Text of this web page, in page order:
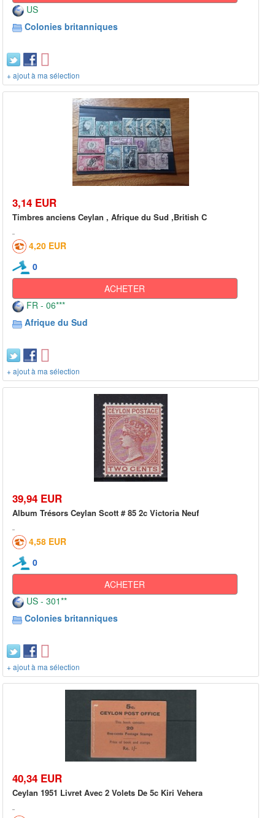
US
Colonies britanniques
+ ajout à ma sélection
3,14 EUR
Timbres anciens Ceylan , Afrique du Sud ,British C
4,20 EUR
0
ACHETER
FR - 06***
Afrique du Sud
+ ajout à ma sélection
39,94 EUR
Album Trésors Ceylan Scott # 85 2c Victoria Neuf
4,58 EUR
0
ACHETER
US - 301**
Colonies britanniques
+ ajout à ma sélection
40,34 EUR
Ceylan 1951 Livret Avec 2 Volets De 5c Kiri Vehera